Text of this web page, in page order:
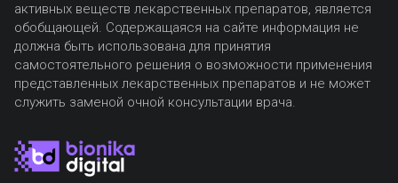
активных веществ лекарственных препаратов, является
обобщающей. Содержащаяся на сайте информация не
должна быть использована для принятия
самостоятельного решения о возможности применения
представленных лекарственных препаратов и не может
служить заменой очной консультации врача.